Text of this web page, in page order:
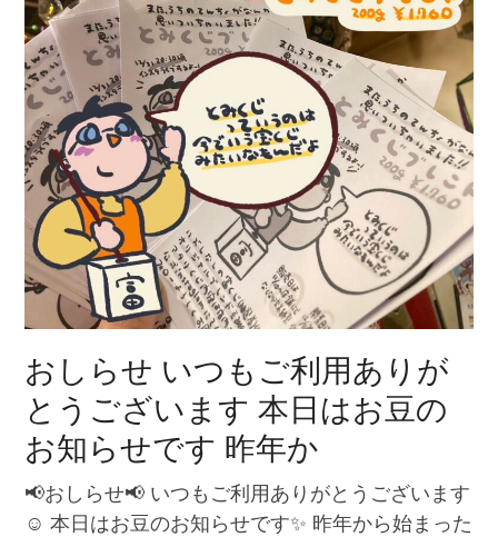
おしらせ いつもご利用ありが
とうございます 本日はお豆の
お知らせです 昨年か
📢おしらせ📢 いつもご利用ありがとうございます
☺️ 本日はお豆のお知らせです✨ 昨年から始まった